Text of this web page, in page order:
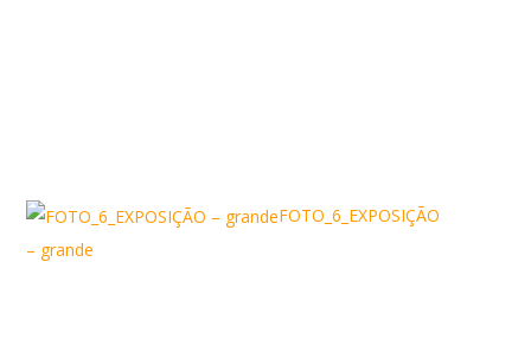
FOTO_6_EXPOSIÇÃO
– grande